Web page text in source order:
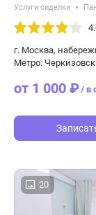
Услуги сиделки
г. Москва,
Метро:
от 1 000 ₽/ в
20